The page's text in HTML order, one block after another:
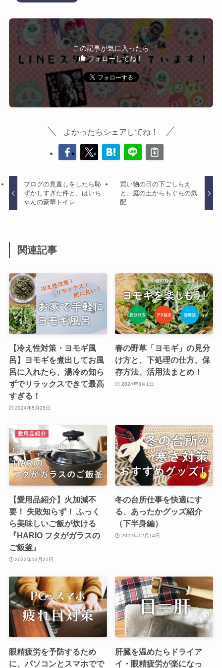
この記事が気に入ったら
フォローしてね！
よかったらシェアしてね！
ブログの見直しをしたら恥
ずかしすぎた件と、はいち
ゃんの豪華トイレ
買い物の日の下ごしらえ
と、庭の土からもぐらの気
配
関連記事
【冷え性対策・ヨモギ風
呂】ヨモギを煮出してお風
呂に入れたら、湯冷め知ら
ずでリラックスできて最高
すぎる！
2024年5月28日
春の野草「ヨモギ」の見分
け方と、下処理の仕方、保
存方法、活用法まとめ！
2024年3月1日
【愛用品紹介】火加減不
要！ 失敗知らず！ ふっく
ら美味しいご飯が炊ける
『HARIO フタがガラスの
ご飯釜』
2022年12月21日
冬の台所仕事を快適にす
る、あったかグッズ紹介
（下半身編）
2022年12月14日
眼精疲労を予防するため
に、パソコンとスマホでで
肝臓を温めたらドライア
イ・眼精疲労が楽になっ